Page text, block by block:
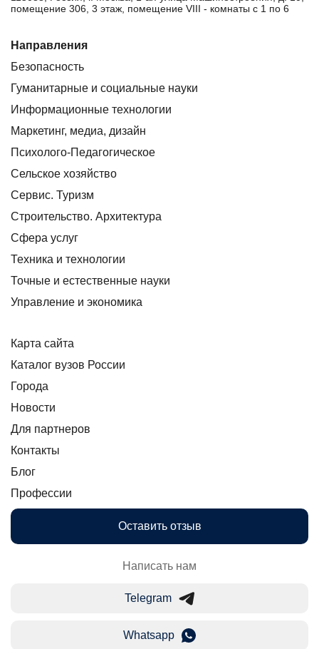
помещение 306, 3 этаж, помещение VIII - комнаты с 1 по 6
Направления
Безопасность
Гуманитарные и социальные науки
Информационные технологии
Маркетинг, медиа, дизайн
Психолого-Педагогическое
Сельское хозяйство
Сервис. Туризм
Строительство. Архитектура
Сфера услуг
Техника и технологии
Точные и естественные науки
Управление и экономика
Карта сайта
Каталог вузов России
Города
Новости
Для партнеров
Контакты
Блог
Профессии
Оставить отзыв
Написать нам
Telegram
Whatsapp